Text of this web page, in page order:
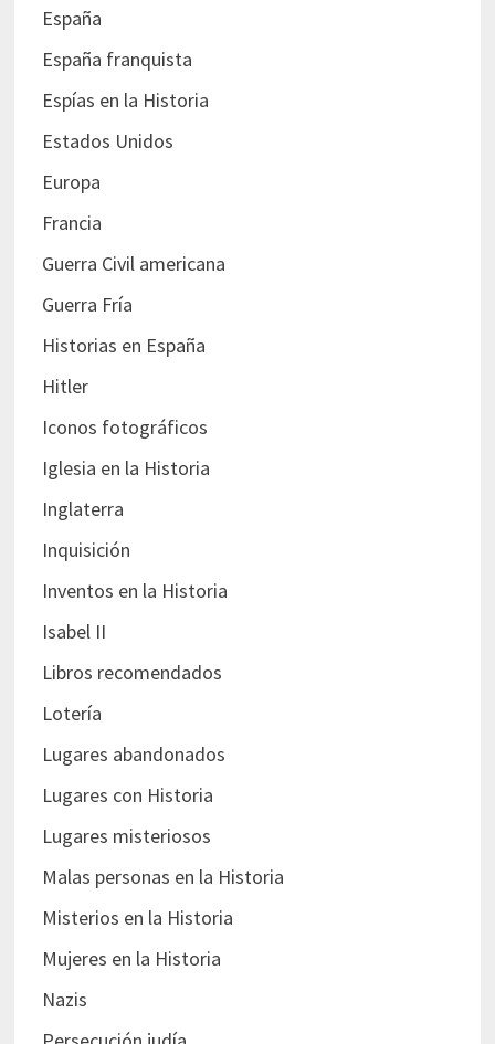
España
España franquista
Espías en la Historia
Estados Unidos
Europa
Francia
Guerra Civil americana
Guerra Fría
Historias en España
Hitler
Iconos fotográficos
Iglesia en la Historia
Inglaterra
Inquisición
Inventos en la Historia
Isabel II
Libros recomendados
Lotería
Lugares abandonados
Lugares con Historia
Lugares misteriosos
Malas personas en la Historia
Misterios en la Historia
Mujeres en la Historia
Nazis